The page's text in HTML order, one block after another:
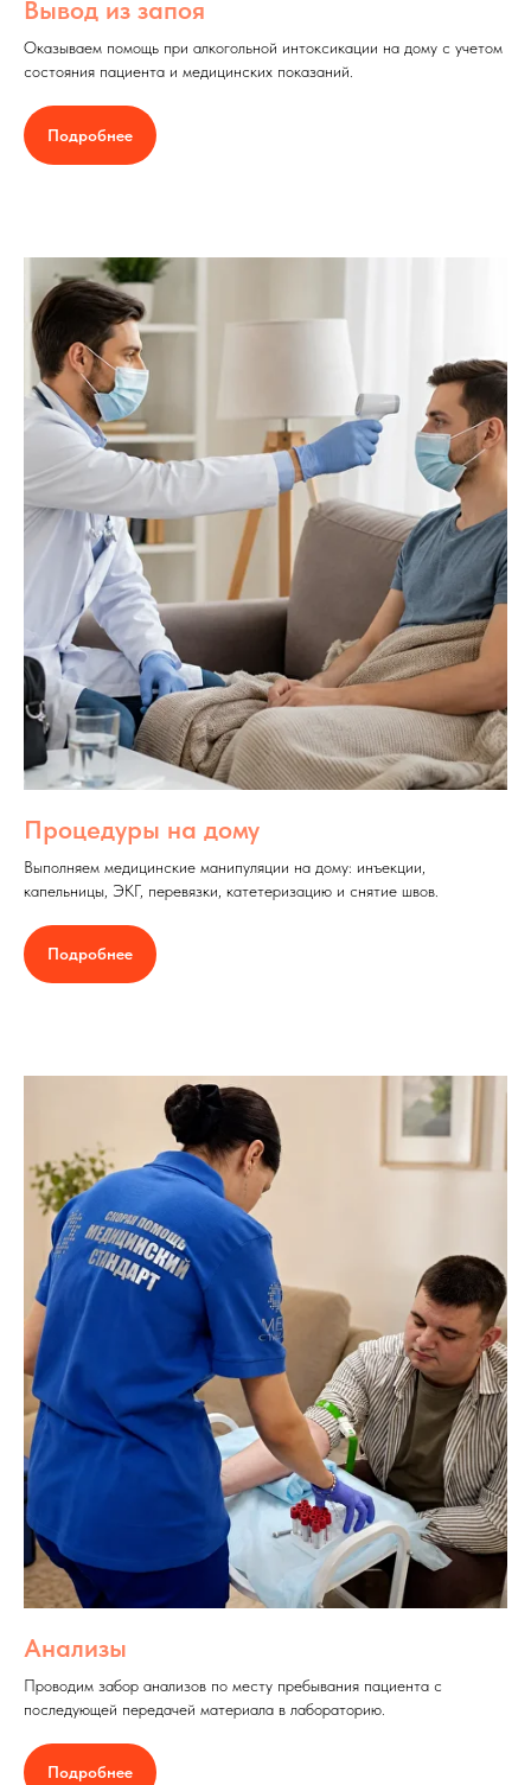
Вывод из запоя
Оказываем помощь при алкогольной интоксикации на дому с учетом
состояния пациента и медицинских показаний.
Подробнее
Процедуры на дому
Выполняем медицинские манипуляции на дому: инъекции,
капельницы, ЭКГ, перевязки, катетеризацию и снятие швов.
Подробнее
Анализы
Проводим забор анализов по месту пребывания пациента с
последующей передачей материала в лабораторию.
Подробнее